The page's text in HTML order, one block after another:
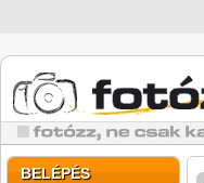
BELÉPÉS